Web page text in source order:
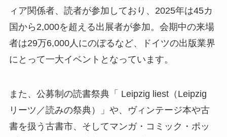
ィア関係者、読者が参加しており、2025年は45カ
国から2,000を超える出展者が参加。会期中の来場
者は29万6,000人にのぼるなど、ドイツの出版業界
にとって一大イベントとなっています。
また、公募制の読書祭典「 Leipzig liest（Leipzig
リーツ／読みの祭典）」や、ヴィンテージ本や古
書を扱う古書市、そしてマンガ・コミック・ポッ